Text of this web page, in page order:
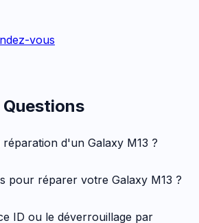
vous
Questions
d'un Galaxy M13 ?
pour réparer votre Galaxy M13 ?
ID ou le déverrouillage par